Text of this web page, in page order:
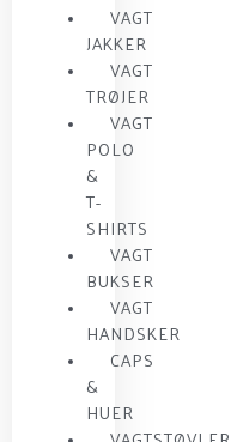
VAGT
JAKKER
VAGT
TRØJER
VAGT
POLO
&
T-
SHIRTS
VAGT
BUKSER
VAGT
HANDSKER
CAPS
&
HUER